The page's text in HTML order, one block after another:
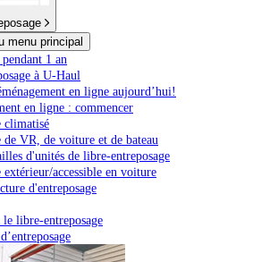
menu principal
1 an
à U-Haul
en ligne aujourd’hui!
en ligne : commencer
climatisé
de VR, de voiture et de bateau
d'unités de libre-entreposage
extérieur/accessible en voiture
d'entreposage
le libre-entreposage